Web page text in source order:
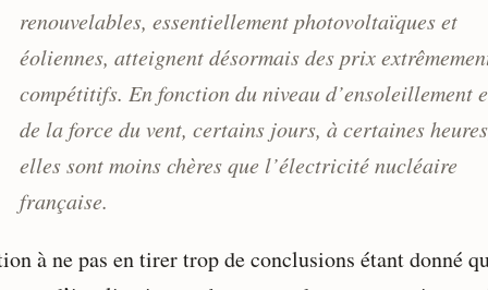
renouvelables, essentiellement photovoltaïques et
éoliennes, atteignent désormais des prix
compétitifs. En fonction du niveau d’ensoleillement
de la force du vent, certains jours, à certaines
elles sont moins chères que l’électricité nucléaire
française.
à ne pas en tirer trop de conclusions étant donné